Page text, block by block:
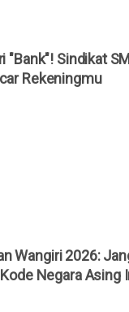
"Bank"! Sindikat
Rekeningmu
Wangiri 2026:
Negara Asing